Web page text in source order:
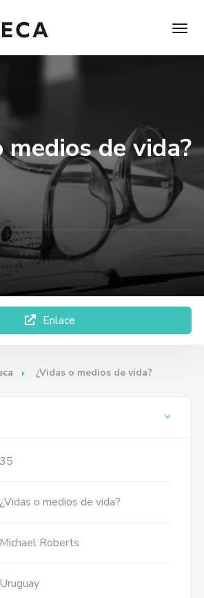
medios de vida?
Enlace
¿Vidas o medios de vida?
35
¿Vidas o medios de vida?
Michael Roberts
Uruguay